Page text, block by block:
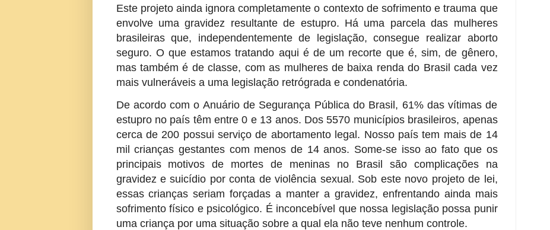
Este projeto ainda ignora completamente o contexto de sofrimento e trauma que
envolve uma gravidez resultante de estupro. Há uma parcela das mulheres
brasileiras que, independentemente de legislação, consegue realizar aborto
seguro. O que estamos tratando aqui é de um recorte que é, sim, de gênero,
mas também é de classe, com as mulheres de baixa renda do Brasil cada vez
mais vulneráveis a uma legislação retrógrada e condenatória.
De acordo com o Anuário de Segurança Pública do Brasil, 61% das vítimas de
estupro no país têm entre 0 e 13 anos. Dos 5570 municípios brasileiros, apenas
cerca de 200 possui serviço de abortamento legal. Nosso país tem mais de 14
mil crianças gestantes com menos de 14 anos. Some-se isso ao fato que os
principais motivos de mortes de meninas no Brasil são complicações na
gravidez e suicídio por conta de violência sexual. Sob este novo projeto de lei,
essas crianças seriam forçadas a manter a gravidez, enfrentando ainda mais
sofrimento físico e psicológico. É inconcebível que nossa legislação possa punir
uma criança por uma situação sobre a qual ela não teve nenhum controle.